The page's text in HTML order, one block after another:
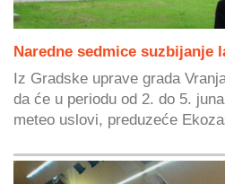
Naredne sedmice suzbijanje
Iz Gradske uprave grada
da će u periodu od 2. do 5.
meteo uslovi, preduzeće